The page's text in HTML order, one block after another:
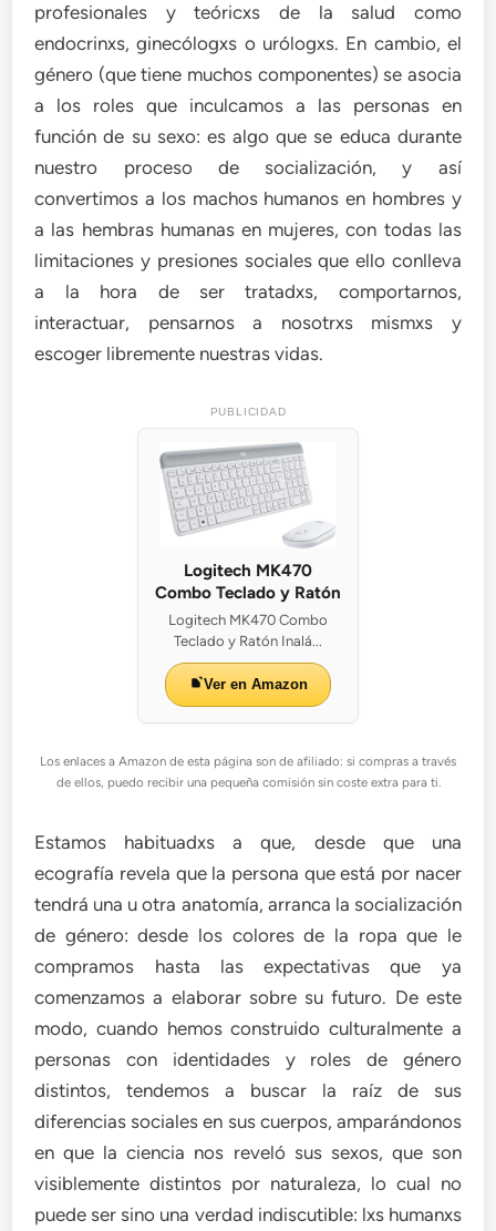
profesionales y teóricxs de la salud como
endocrinxs, ginecólogxs o urólogxs. En cambio, el
género (que tiene muchos componentes) se asocia
a los roles que inculcamos a las personas en
función de su sexo: es algo que se educa durante
nuestro proceso de socialización, y así
convertimos a los machos humanos en hombres y
a las hembras humanas en mujeres, con todas las
limitaciones y presiones sociales que ello conlleva
a la hora de ser tratadxs, comportarnos,
interactuar, pensarnos a nosotrxs mismxs y
escoger libremente nuestras vidas.
PUBLICIDAD
Logitech MK470
Combo Teclado y Ratón
Logitech MK470 Combo
Teclado y Ratón Inalá...
Ver en Amazon
Los enlaces a Amazon de esta página son de afiliado: si compras a través
de ellos, puedo recibir una pequeña comisión sin coste extra para ti.
Estamos habituadxs a que, desde que una
ecografía revela que la persona que está por nacer
tendrá una u otra anatomía, arranca la socialización
de género: desde los colores de la ropa que le
compramos hasta las expectativas que ya
comenzamos a elaborar sobre su futuro. De este
modo, cuando hemos construido culturalmente a
personas con identidades y roles de género
distintos, tendemos a buscar la raíz de sus
diferencias sociales en sus cuerpos, amparándonos
en que la ciencia nos reveló sus sexos, que son
visiblemente distintos por naturaleza, lo cual no
puede ser sino una verdad indiscutible: lxs humanxs